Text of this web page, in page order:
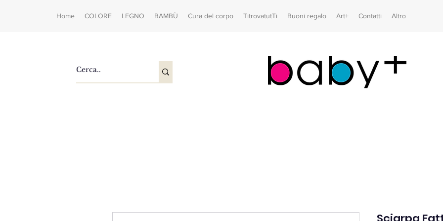
Home COLORE LEGNO BAMBÙ Cura del corpo TitrovatutTi Buoni regalo Art+ Contatti Altro